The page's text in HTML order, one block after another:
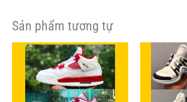
Sản phẩm tương tự